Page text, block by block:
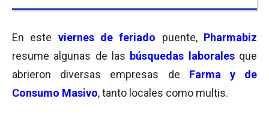
En este viernes de feriado puente, Pharmabiz
resume algunas de las búsquedas laboralesque
abrieron diversas empresas de Farma y de
Consumo Masivo, tanto locales como multis.